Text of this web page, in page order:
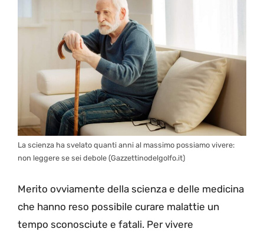
La scienza ha svelato quanti anni al massimo possiamo vivere:
non leggere se sei debole (Gazzettinodelgolfo.it)
Merito ovviamente della scienza e delle medicina
che hanno reso possibile curare malattie un
tempo sconosciute e fatali. Per vivere